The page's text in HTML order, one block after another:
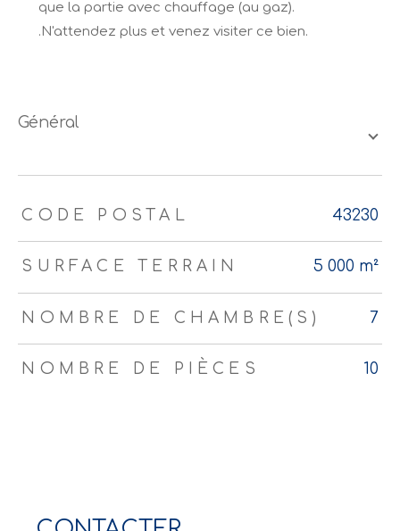
que la partie avec chauffage (au gaz).
.N'attendez plus et venez visiter ce bien.
général
TRAD_ZEPHYR_Caracteristique TRAD_ZEPHYR_Valeurs
CODE POSTAL 43230
SURFACE TERRAIN 5 000 m²
NOMBRE DE CHAMBRE(S) 7
NOMBRE DE PIÈCES 10